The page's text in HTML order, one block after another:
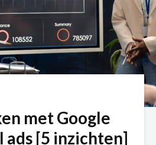
met Google
ads [5 inzichten]